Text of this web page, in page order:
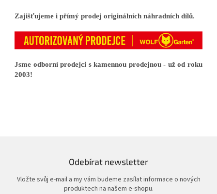
Zajišťujeme i přímý prodej originálních náhradních dílů.
Jsme odborní prodejci s kamennou prodejnou - už od roku
2003!
Odebírat newsletter
Vložte svůj e-mail a my vám budeme zasílat informace o nových
produktech na našem e-shopu.